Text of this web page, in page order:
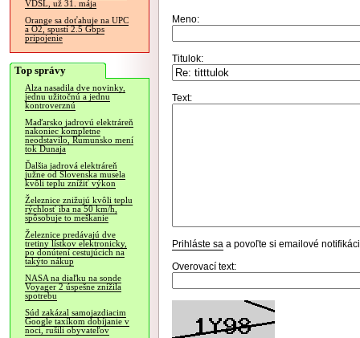
VDSL, už 31. mája
Orange sa doťahuje na UPC
a O2, spustí 2.5 Gbps
pripojenie
Top správy
Alza nasadila dve novinky,
jednu užitočnú a jednu
kontroverznú
Maďarsko jadrovú elektráreň
nakoniec kompletne
neodstavilo, Rumunsko mení
tok Dunaja
Ďalšia jadrová elektráreň
južne od Slovenska musela
kvôli teplu znížiť výkon
Železnice znižujú kvôli teplu
rýchlosť iba na 50 km/h,
spôsobuje to meškanie
Železnice predávajú dve
tretiny lístkov elektronicky,
po donútení cestujúcich na
takýto nákup
NASA na diaľku na sonde
Voyager 2 úspešne znížila
spotrebu
Súd zakázal samojazdiacim
Google taxíkom dobíjanie v
noci, rušili obyvateľov
Meno:
Titulok:
Text:
Prihláste sa a povoľte si emailové
Overovací text: